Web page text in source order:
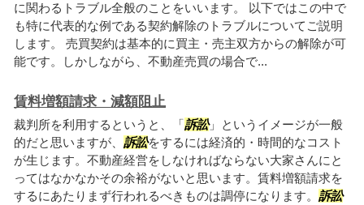
に関わるトラブル全般のことをいいます。 以下ではこの中で
も特に代表的な例である契約解除のトラブルについてご説明
します。 売買契約は基本的に買主・売主双方からの解除が可
能です。しかしながら、不動産売買の場合で...
賃料増額請求・減額阻止
裁判所を利用するというと、「訴訟」というイメージが一般
的だと思いますが、 訴訟をするには経済的・時間的なコスト
が生じます。不動産経営をしなければならない大家さんにと
ってはなかなかその余裕がないと思います。賃料増額請求を
するにあたりまず行われるべきものは調停になります。 訴訟